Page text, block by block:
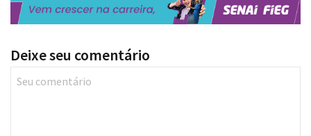
Deixe seu comentário